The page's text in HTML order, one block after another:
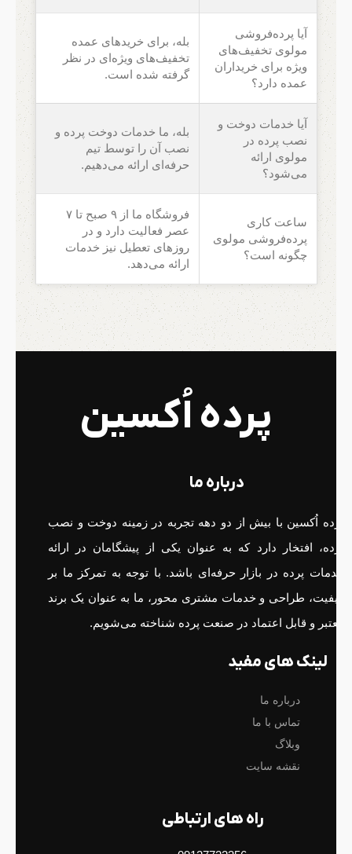
آیا پرده‌فروشی
مولوی تخفیف‌های
ویژه برای خریداران
عمده دارد؟
بله، برای خریدهای عمده
تخفیف‌های ویژه‌ای در نظر
گرفته شده است.
آیا خدمات دوخت و
نصب پرده در
مولوی ارائه
می‌شود؟
بله، ما خدمات دوخت پرده و
نصب آن را توسط تیم
حرفه‌ای ارائه می‌دهیم.
ساعت کاری
پرده‌فروشی مولوی
چگونه است؟
فروشگاه ما از ۹ صبح تا ۷
عصر فعالیت دارد و در
روزهای تعطیل نیز خدمات
ارائه می‌دهد.
پرده اُکسین
درباره ما
پرده اُکسین با بیش از دو دهه تجربه در زمینه دوخت و نصب
پرده، افتخار دارد که به عنوان یکی از پیشگامان در ارائه
خدمات پرده در بازار حرفه‌ای باشد. با توجه به تمرکز ما بر
کیفیت، طراحی و خدمات مشتری محور، ما به عنوان یک برند
معتبر و قابل اعتماد در صنعت پرده شناخته می‌شویم.
لینک های مفید
درباره ما
تماس با ما
وبلاگ
نقشه سایت
راه های ارتباطی